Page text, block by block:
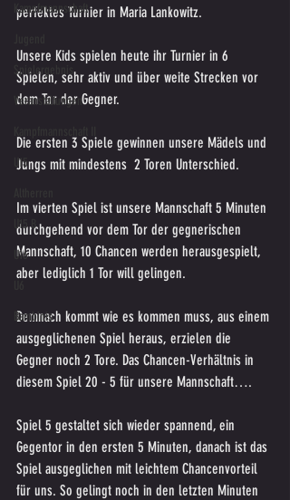
Kampfmannschaft
Spielergebnis
Veranstaltungen
U15
U15 B
U16
Bambinis
perfektes Turnier in Maria Lankowitz.
Unsere Kids spielen heute ihr Turnier in 6
Spielen, sehr aktiv und über weite Strecken vor
dem Tor der Gegner.
Die ersten 3 Spiele gewinnen unsere Mädels und
Jungs mit mindestens  2 Toren Unterschied.
Im vierten Spiel ist unsere Mannschaft 5 Minuten
durchgehend vor dem Tor der gegnerischen
Mannschaft, 10 Chancen werden herausgespielt,
aber lediglich 1 Tor will gelingen.
Demnach kommt wie es kommen muss, aus einem
ausgeglichenen Spiel heraus, erzielen die
Gegner noch 2 Tore. Das Chancen-Verhältnis in
diesem Spiel 20 - 5 für unsere Mannschaft….
Spiel 5 gestaltet sich wieder spannend, ein
Gegentor in den ersten 5 Minuten, danach ist das
Spiel ausgeglichen mit leichtem Chancenvorteil
für uns. So gelingt noch in den letzten Minuten